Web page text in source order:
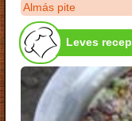
Almás pite
Leves